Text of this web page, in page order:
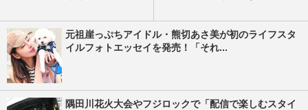
元祖崖っぷちアイドル・熊切あさ美が初のライフスタ
イルフォトエッセイを発売！「それ...
隅田川花火大会やフジロックで「配信で楽しむスタイ